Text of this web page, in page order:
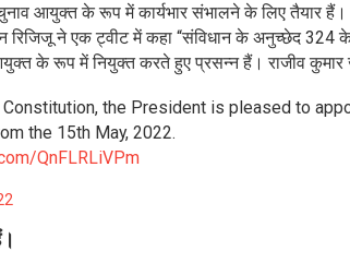
चुनाव आयुक्त के रूप में कार्यभार संभालने के लिए तैयार
रिजिजू ने एक ट्वीट में कहा “संविधान के अनुच्छेद
के रूप में नियुक्त करते हुए प्रसन्न हैं। राजीव कुमार
the President is pleased to
the 15th May, 2022.
QnFLRLiVPm